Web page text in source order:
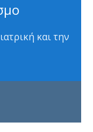
και την